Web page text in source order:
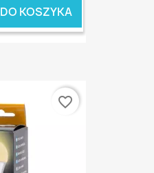
DO KOSZYKA
favorite_border